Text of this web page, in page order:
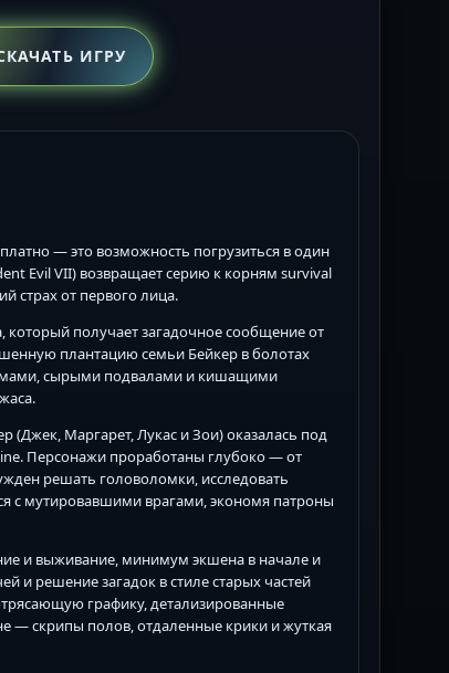
ИГРУ
— это возможность погрузиться в один
Evil VII) возвращает серию к корням survival
страх от первого лица.
который получает загадочное сообщение от
плантацию семьи Бейкер в болотах
сырыми подвалами и кишащими
(Джек, Маргарет, Лукас и Зои) оказалась под
Персонажи проработаны глубоко — от
решать головоломки, исследовать
с мутировавшими врагами, экономя патроны
и выживание, минимум экшена в начале и
и решение загадок в стиле старых частей
графику, детализированные
— скрипы полов, отдаленные крики и жуткая